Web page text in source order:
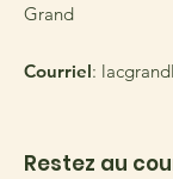
Grand
Courriel:
Restez au